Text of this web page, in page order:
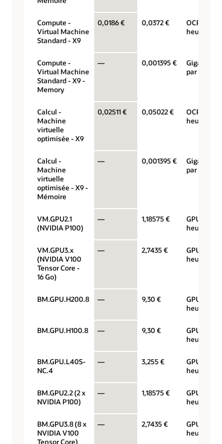
Compute -
Virtual Machine
Standard - X9
0,0186 € 0,0372 €
OCPU par
heure
Compute -
Virtual Machine
Standard - X9 -
Memory
— 0,001395 €
Gigaoctets
par heure
Calcul -
Machine
virtuelle
optimisée - X9
0,02511 € 0,05022 €
OCPU par
heure
Calcul -
Machine
virtuelle
optimisée - X9 -
Mémoire
— 0,001395 €
Gigaoctets
par heure
VM.GPU2.1
(NVIDIA P100)
— 1,18575 €
GPU par
heure
VM.GPU3.x
(NVIDIA V100
Tensor Core -
16 Go)
— 2,7435 €
GPU par
heure
BM.GPU.H200.8 — 9,30 €
GPU par
heure
BM.GPU.H100.8 — 9,30 €
GPU par
heure
BM.GPU.L40S-
NC.4
— 3,255 €
GPU par
heure
BM.GPU2.2 (2 x
NVIDIA P100)
— 1,18575 €
GPU par
heure
BM.GPU3.8 (8 x
NVIDIA V100
Tensor Core)
— 2,7435 €
GPU par
heure